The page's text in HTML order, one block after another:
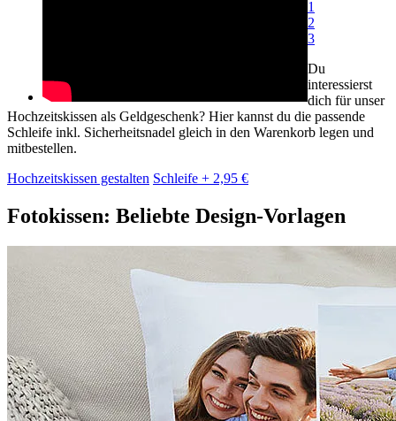
1
2
3
Du
interessierst
dich für unser
Hochzeitskissen als Geldgeschenk? Hier kannst du die passende
Schleife inkl. Sicherheitsnadel gleich in den Warenkorb legen und
mitbestellen.
Hochzeitskissen gestalten Schleife + 2,95 €
Fotokissen: Beliebte Design-Vorlagen